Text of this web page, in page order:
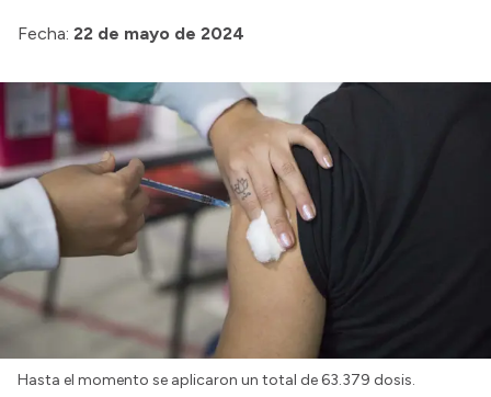
Fecha: 22 de mayo de 2024
Hasta el momento se aplicaron un total de 63.379 dosis.